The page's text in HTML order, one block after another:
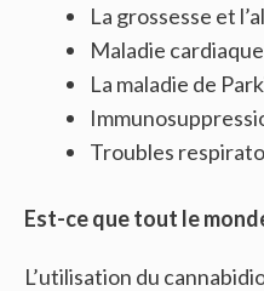
La grossesse et
Maladie
La maladie de
Troubles
Est-ce que tout le
L’utilisation du